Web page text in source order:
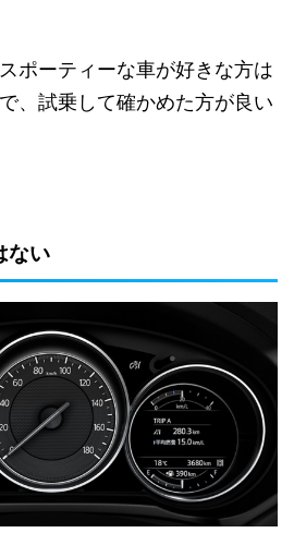
ポーティーな車が好きな方は
、試乗して確かめた方が良い
ない